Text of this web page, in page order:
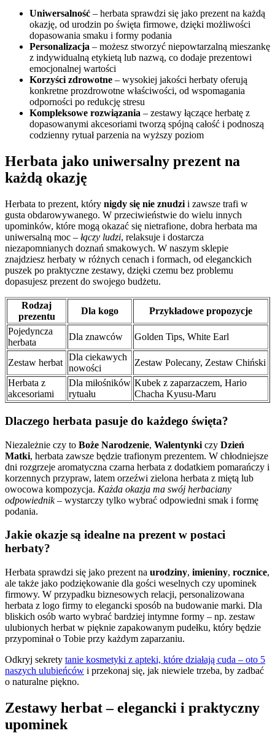
Uniwersalność – herbata sprawdzi się jako prezent na każdą
okazję, od urodzin po święta firmowe, dzięki możliwości
dopasowania smaku i formy podania
Personalizacja – możesz stworzyć niepowtarzalną mieszankę
z indywidualną etykietą lub nazwą, co dodaje prezentowi
emocjonalnej wartości
Korzyści zdrowotne – wysokiej jakości herbaty oferują
konkretne prozdrowotne właściwości, od wspomagania
odporności po redukcję stresu
Kompleksowe rozwiązania – zestawy łączące herbatę z
dopasowanymi akcesoriami tworzą spójną całość i podnoszą
codzienny rytuał parzenia na wyższy poziom
Herbata jako uniwersalny prezent na
każdą okazję
Herbata to prezent, który nigdy się nie znudzi i zawsze trafi w
gusta obdarowywanego. W przeciwieństwie do wielu innych
upominków, które mogą okazać się nietrafione, dobra herbata ma
uniwersalną moc – łączy ludzi, relaksuje i dostarcza
niezapomnianych doznań smakowych. W naszym sklepie
znajdziesz herbaty w różnych cenach i formach, od eleganckich
puszek po praktyczne zestawy, dzięki czemu bez problemu
dopasujesz prezent do swojego budżetu.
Rodzaj
prezentu
Dla kogo
Przykładowe propozycje
Pojedyncza
herbata
Dla znawców Golden Tips, White Earl
Zestaw herbat
Dla ciekawych
nowości
Zestaw Polecany, Zestaw Chiński
Herbata z
akcesoriami
Dla miłośników
rytuału
Kubek z zaparzaczem, Hario
Chacha Kyusu-Maru
Dlaczego herbata pasuje do każdego święta?
Niezależnie czy to Boże Narodzenie, Walentynki czy Dzień
Matki, herbata zawsze będzie trafionym prezentem. W chłodniejsze
dni rozgrzeje aromatyczna czarna herbata z dodatkiem pomarańczy i
korzennych przypraw, latem orzeźwi zielona herbata z miętą lub
owocowa kompozycja. Każda okazja ma swój herbaciany
odpowiednik– wystarczy tylko wybrać odpowiedni smak i formę
podania.
Jakie okazje są idealne na prezent w postaci
herbaty?
Herbata sprawdzi się jako prezent na urodziny, imieniny, rocznice,
ale także jako podziękowanie dla gości weselnych czy upominek
firmowy. W przypadku biznesowych relacji, personalizowana
herbata z logo firmy to elegancki sposób na budowanie marki. Dla
bliskich osób warto wybrać bardziej intymne formy – np. zestaw
ulubionych herbat w pięknie zapakowanym pudełku, który będzie
przypominał o Tobie przy każdym zaparzaniu.
Odkryj sekrety tanie kosmetyki z apteki, które działają cuda – oto 5
naszych ulubieńców i przekonaj się, jak niewiele trzeba, by zadbać
o naturalne piękno.
Zestawy herbat – elegancki i praktyczny
upominek